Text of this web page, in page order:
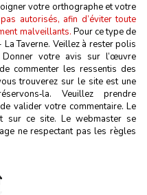
votre orthographe et votre
autorisés, afin d’éviter toute
malveillants. Pour ce type de
Taverne. Veillez à rester polis
votre avis sur l’œuvre
commenter les ressentis des
trouverez sur le site est une
Veuillez prendre
valider votre commentaire. Le
sur ce site. Le webmaster se
ne respectant pas les règles